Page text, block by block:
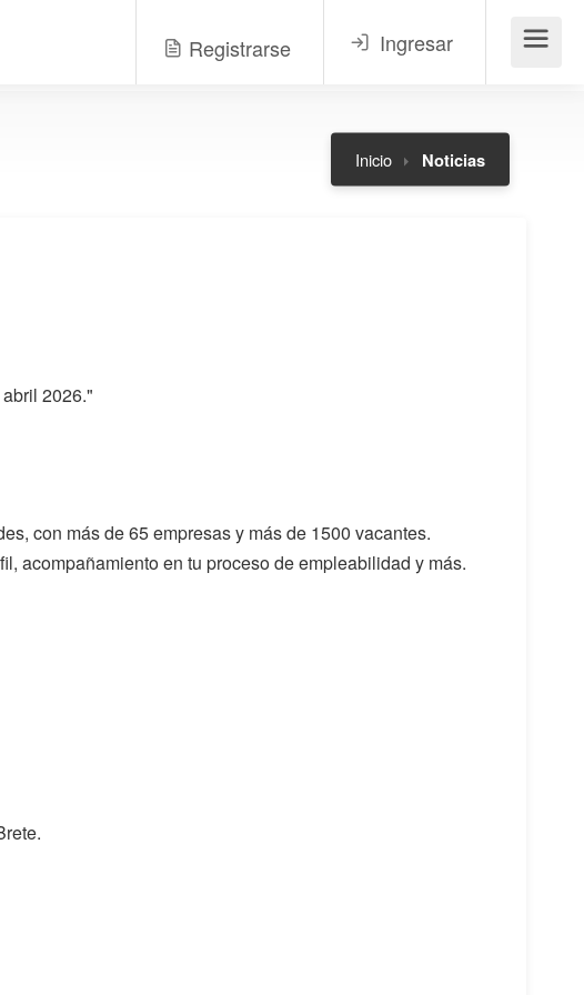
Registrarse Ingresar Menú
Inicio Noticias
2026."
con más de 65 empresas y más de 1500 vacantes.
acompañamiento en tu proceso de empleabilidad y más.